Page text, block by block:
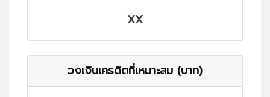
XX
วงเงินเครดิตที่เหมาะสม (บาท)